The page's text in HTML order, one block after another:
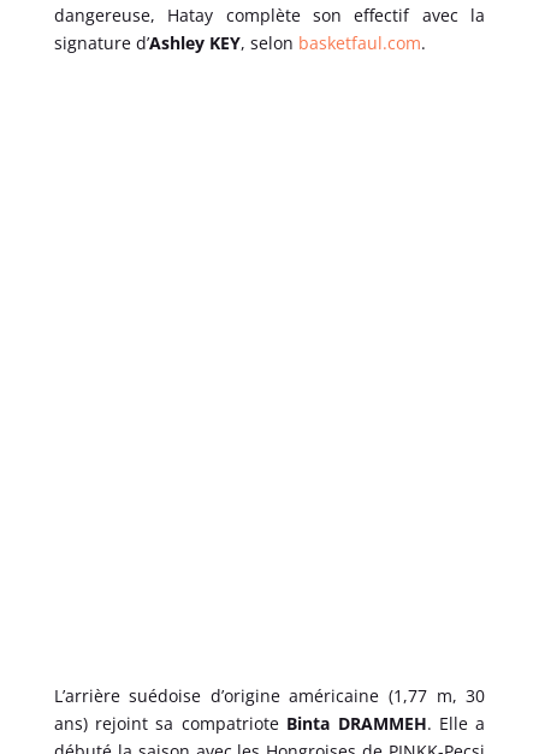
dangereuse, Hatay complète son effectif avec la
signature d’Ashley KEY, selon basketfaul.com.
L’arrière suédoise d’origine américaine (1,77 m, 30
ans) rejoint sa compatriote Binta DRAMMEH. Elle a